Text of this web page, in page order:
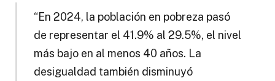
“En 2024, la población en pobreza pasó
de representar el 41.9% al 29.5%, el nivel
más bajo en al menos 40 años. La
desigualdad también disminuyó